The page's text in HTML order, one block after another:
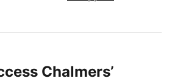
Chalmers’